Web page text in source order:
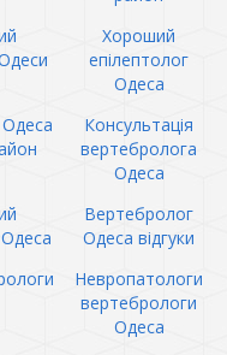
Хороший
епілептолог
Одеса
Консультація
вертебролога
Одеса
Вертебролог
Одеса відгуки
Невропатологи
вертебрологи
Одеса